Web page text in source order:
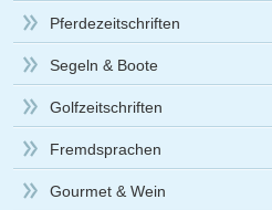
Pferdezeitschriften
Segeln & Boote
Golfzeitschriften
Fremdsprachen
Gourmet & Wein